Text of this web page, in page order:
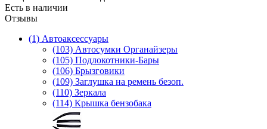
Есть в наличии
Отзывы
(1) Автоаксессуары
(103) Автосумки Органайзеры
(105) Подлокотники-Бары
(106) Брызговики
(109) Заглушка на ремень безоп.
(110) Зеркала
(114) Крышка бензобака